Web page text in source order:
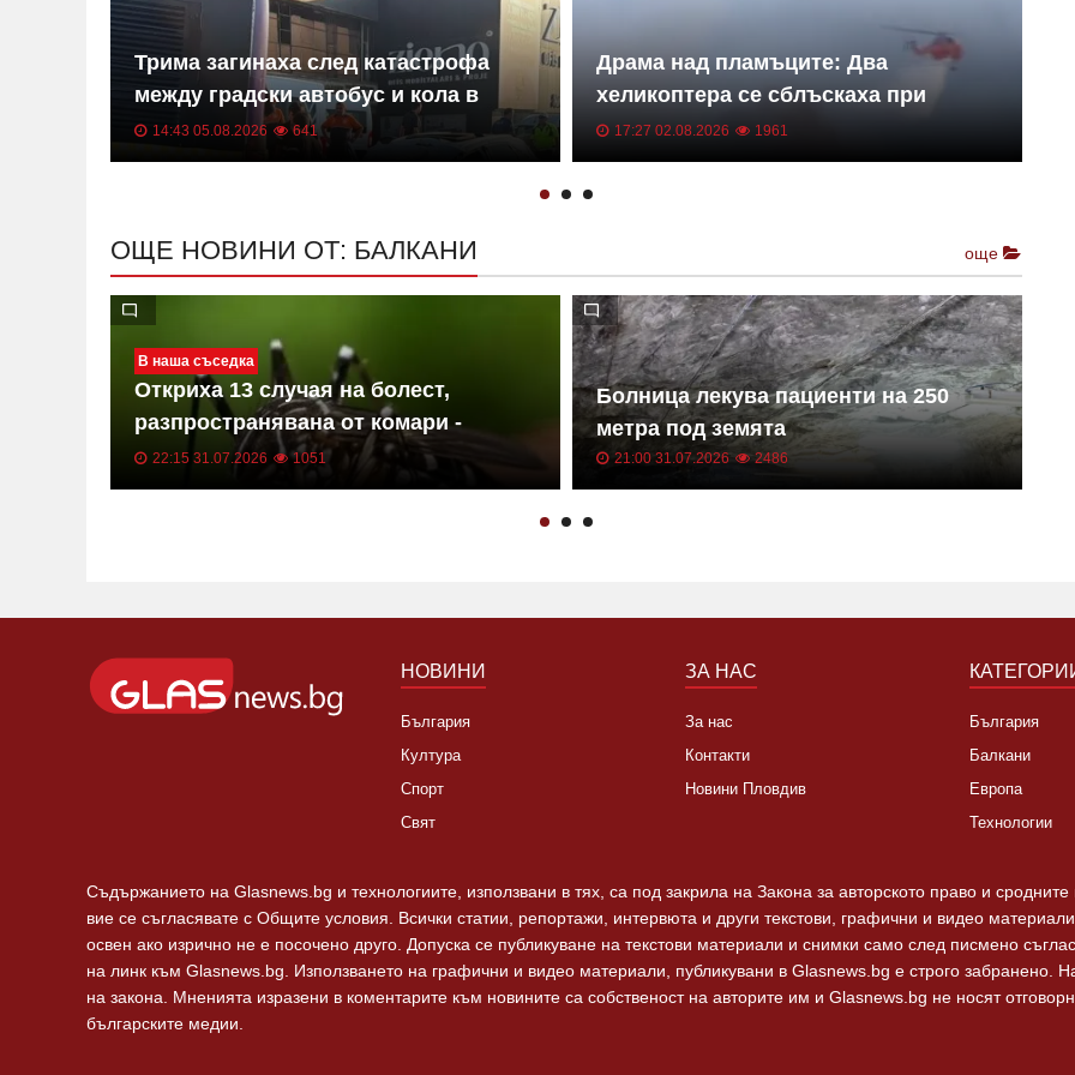
Трима загинаха след катастрофа
между градски автобус и кола в
Истанбул СНИМКИ
14:43 05.08.2026 641
Драма над пламъците: Два
хеликоптера се сблъскаха при
пожарите в Гърция
17:27 02.08.2026 1961
ОЩЕ НОВИНИ ОТ: БАЛКАНИ още
В наша съседка
Откриха 13 случая на болест,
разпространявана от комари -
трима са в критично състояние
22:15 31.07.2026 1051
Болница лекува пациенти на 250
метра под земята
21:00 31.07.2026 2486
НОВИНИ
България
Култура
Спорт
Свят
ЗА НАС
За нас
Контакти
Новини Пловдив
България
Балкани
Европа
Технологии
Съдържанието на Glasnews.bg и технологиите, използвани в тях, са под закрила на Закона за авторското право и
вие се съгласявате с Общите условия. Всички статии, репортажи, интервюта и други текстови, графични и видео
освен ако изрично не е посочено друго. Допуска се публикуване на текстови материали и снимки само след писмено
на линк към Glasnews.bg. Използването на графични и видео материали, публикувани в Glasnews.bg е строго забранено.
на закона. Мненията изразени в коментарите към новините са собственост на авторите им и Glasnews.bg не носят
българските медии.